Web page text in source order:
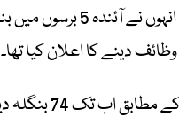
گیا تھا، جہاں انہوں نے
وزارت خارجہ کے